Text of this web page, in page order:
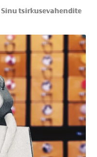
𝕊𝕚𝕟𝕦 𝕥𝕤𝕚𝕣𝕜𝕦𝕤𝕖𝕧𝕒𝕙𝕖𝕟𝕕𝕚𝕥𝕖